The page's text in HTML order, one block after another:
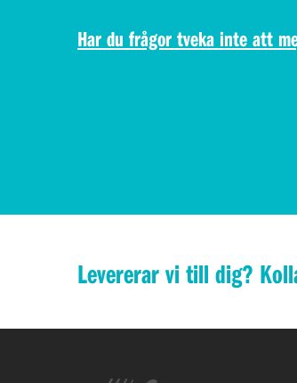
Har du frågor tveka inte att
Levererar vi till dig?